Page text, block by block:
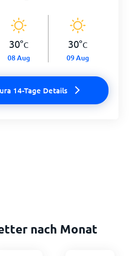
30°C
08 Aug
30°C
09 Aug
14-Tage Details
nach Monat